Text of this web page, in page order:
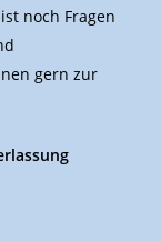
noch Fragen
gern zur